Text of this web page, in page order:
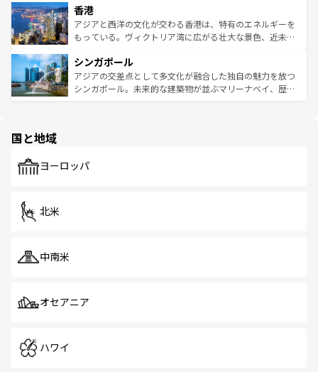
とつ。フォーやバインミー、ベトナムコーヒーなどは、ぜ
ひ現地で味わいたい。どの地域を訪れてもあたたかい人々
が旅行者を迎えてくれるので、きっと忘れられない旅にな
参照してほしい。
の活気が交差している。北部ではチェンマイなどの山岳地
帯で自然と触れ合い、南部ではプーケットやクラビの美し
いビーチでリゾート気分を楽しむことができる。タイ料理
激する。気候は一年中温暖で、どの季節にも異なる楽しみ
が待っている。親しみやすいタイの人々、仏教を中心とし
た文化、そして多様な観光資源が、訪れる旅人を魅了し続
香港
アジアと西洋の文化が交わる香港は、特有のエネルギーを
もっている。ヴィクトリア湾に広がる壮大な景色、近未来
み、どこを訪れても感動するはず。観光スポットが密集し
ており、効率よく見どころを回れるのも魅力。息をのむよ
うな絶景から文化的な体験まで、香港を存分に楽しみ尽く
シンガポール
アジアの交差点として多文化が融合した独自の魅力を放つ
シンガポール。未来的な建築物が並ぶマリーナベイ、歴史
で、ホーカーズは地元の風情を楽しめる外せないスポット
国と地域
ヨーロッパ
北米
中南米
オセアニア
ハワイ